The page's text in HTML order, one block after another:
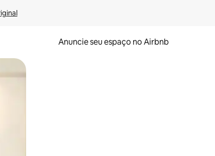
Anuncie seu espaço no Airbnb